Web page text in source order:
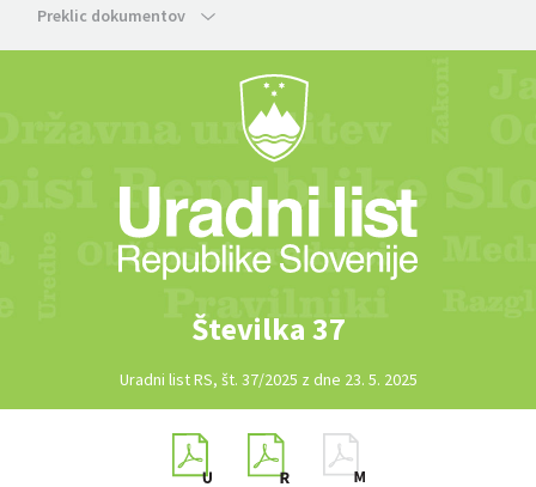
Preklic dokumentov
Številka 37
Uradni list RS, št. 37/2025 z dne 23. 5. 2025